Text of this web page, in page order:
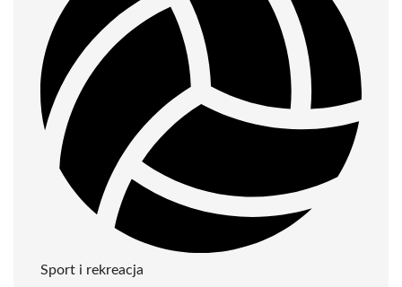
Sport i rekreacja